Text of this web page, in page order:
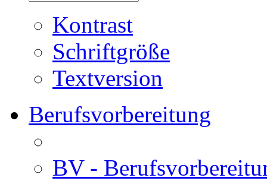
Kontrast
Schriftgröße
Textversion
Berufsvorbereitung
BV -